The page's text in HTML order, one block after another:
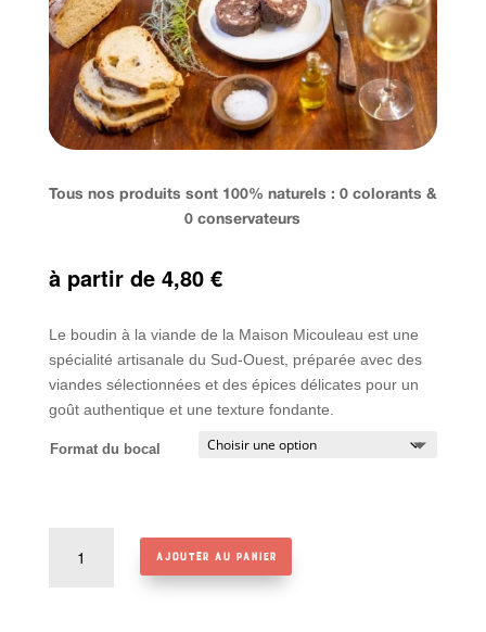
Tous nos produits sont 100% naturels : 0 colorants &
0 conservateurs
à partir de 4,80 €
Le boudin à la viande de la Maison Micouleau est une
spécialité artisanale du Sud-Ouest, préparée avec des
viandes sélectionnées et des épices délicates pour un
goût authentique et une texture fondante.
Format du bocal
Ajouter au panier